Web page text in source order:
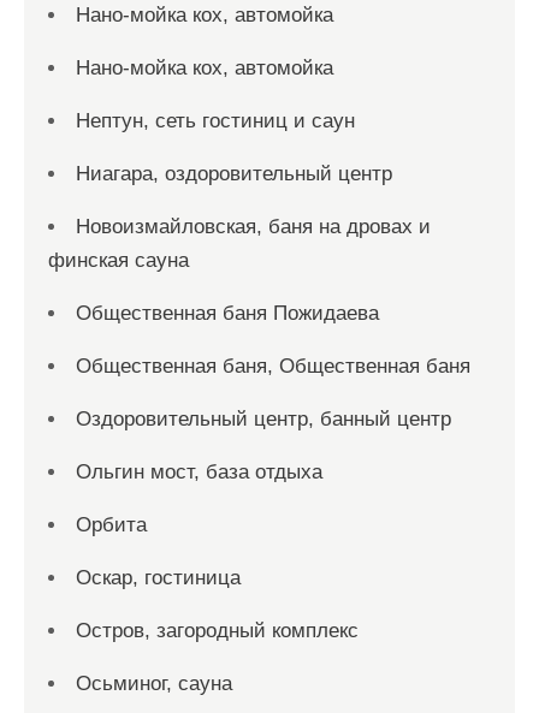
Нано-мойка кох, автомойка
Нано-мойка кох, автомойка
Нептун, сеть гостиниц и саун
Ниагара, оздоровительный центр
Новоизмайловская, баня на дровах и
финская сауна
Общественная баня Пожидаева
Общественная баня, Общественная баня
Оздоровительный центр, банный центр
Ольгин мост, база отдыха
Орбита
Оскар, гостиница
Остров, загородный комплекс
Осьминог, сауна